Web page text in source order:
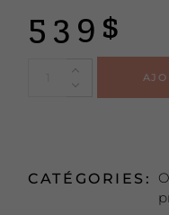
539 $
CATÉGORIES: